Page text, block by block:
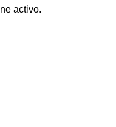
activo.